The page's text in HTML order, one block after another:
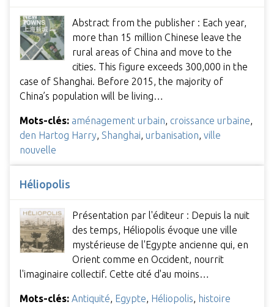
Abstract from the publisher : Each year,
more than 15 million Chinese leave the
rural areas of China and move to the
cities. This figure exceeds 300,000 in the
case of Shanghai. Before 2015, the majority of
China’s population will be living…
Mots-clés: aménagement urbain, croissance urbaine,
den Hartog Harry, Shanghai, urbanisation, ville
nouvelle
Héliopolis
Présentation par l'éditeur : Depuis la nuit
des temps, Héliopolis évoque une ville
mystérieuse de l'Egypte ancienne qui, en
Orient comme en Occident, nourrit
l'imaginaire collectif. Cette cité d'au moins…
Mots-clés: Antiquité, Egypte, Héliopolis, histoire